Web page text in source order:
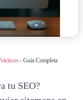
- Guía Completa
tu SEO?